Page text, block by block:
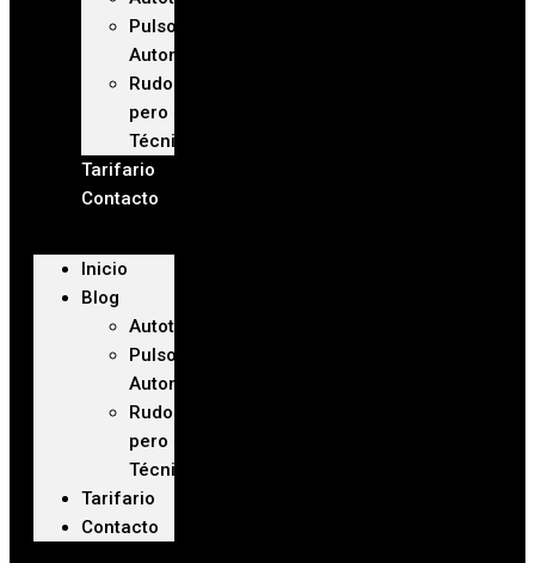
Pulso
Automotriz
Rudo
pero
Técnico
Tarifario
Contacto
Inicio
Blog
Autoteca
Pulso
Automotriz
Rudo
pero
Técnico
Tarifario
Contacto